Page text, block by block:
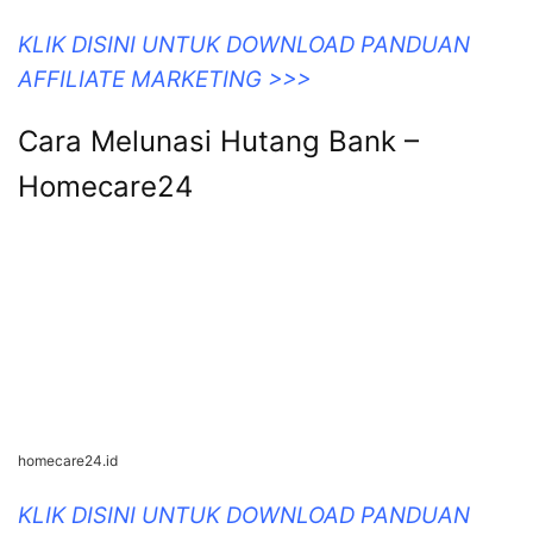
KLIK DISINI UNTUK DOWNLOAD PANDUAN
AFFILIATE MARKETING >>>
Cara Melunasi Hutang Bank –
Homecare24
homecare24.id
KLIK DISINI UNTUK DOWNLOAD PANDUAN